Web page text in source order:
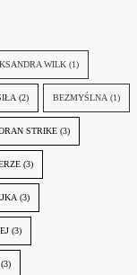
WILK (1)
(2) BEZMYŚLNA (1)
STRIKE (3)
(3)
(3)
(3)
(3)